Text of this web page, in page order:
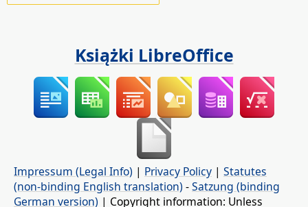
Książki LibreOffice
Impressum (Legal Info) | Privacy Policy | Statutes
(non-binding English translation) -Satzung (binding
German version) | Copyright information: Unless